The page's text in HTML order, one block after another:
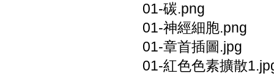
01-碳.png
01-神經細胞.png
01-章首插圖.jpg
01-紅色色素擴散